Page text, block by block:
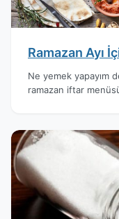
Ramazan Ayı
Ne yemek yapayım
ramazan iftar